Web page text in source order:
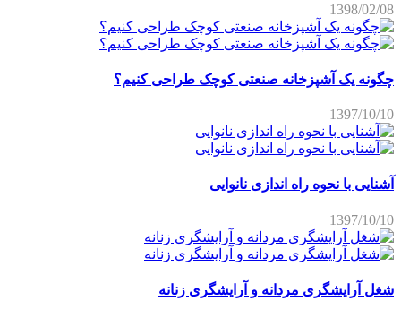
1398/02/08
چگونه یک آشپزخانه صنعتی کوچک طراحی کنیم؟
1397/10/10
آشنایی با نحوه راه اندازی نانوایی
1397/10/10
شغل آرایشگری مردانه و آرایشگری زنانه